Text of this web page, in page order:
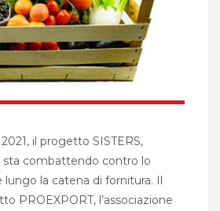
il progetto SISTERS,
sta combattendo contro lo
lungo la catena di fornitura. Il
PROEXPORT, l’associazione